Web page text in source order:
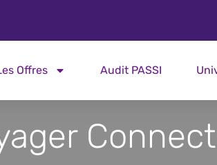
Offres Audit PASSI